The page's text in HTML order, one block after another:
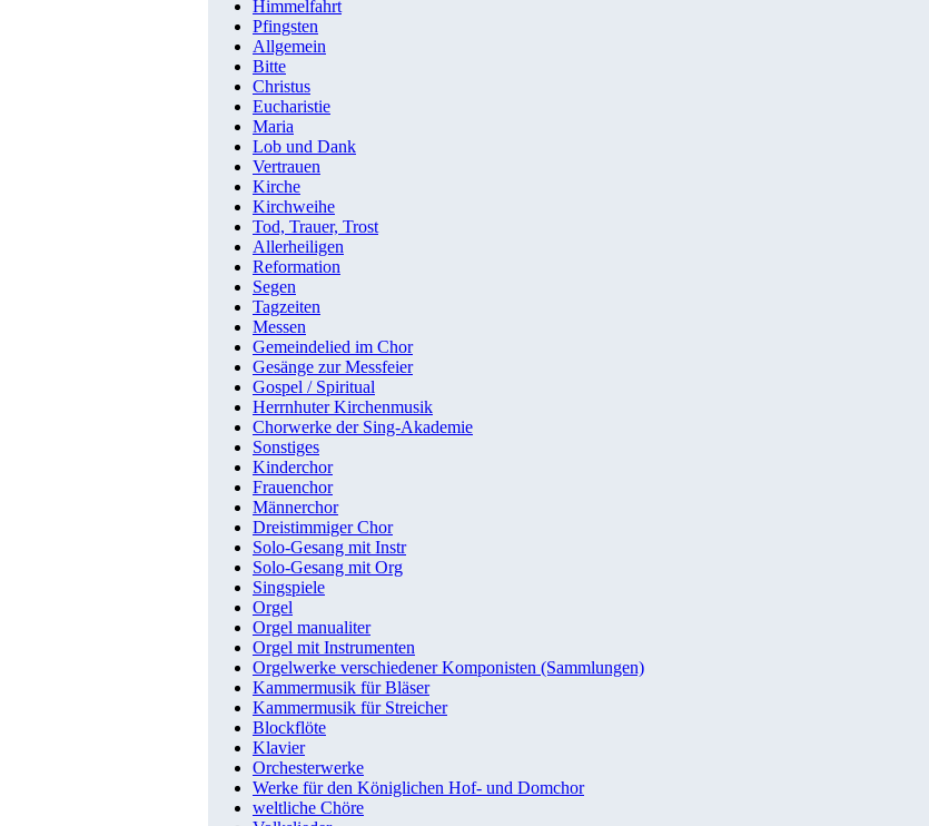
Himmelfahrt
Pfingsten
Allgemein
Bitte
Christus
Eucharistie
Maria
Lob und Dank
Vertrauen
Kirche
Kirchweihe
Tod, Trauer, Trost
Allerheiligen
Reformation
Segen
Tagzeiten
Messen
Gemeindelied im Chor
Gesänge zur Messfeier
Gospel / Spiritual
Herrnhuter Kirchenmusik
Chorwerke der Sing-Akademie
Sonstiges
Kinderchor
Frauenchor
Männerchor
Dreistimmiger Chor
Solo-Gesang mit Instr
Solo-Gesang mit Org
Singspiele
Orgel
Orgel manualiter
Orgel mit Instrumenten
Orgelwerke verschiedener Komponisten (Sammlungen)
Kammermusik für Bläser
Kammermusik für Streicher
Blockflöte
Klavier
Orchesterwerke
Werke für den Königlichen Hof- und Domchor
weltliche Chöre